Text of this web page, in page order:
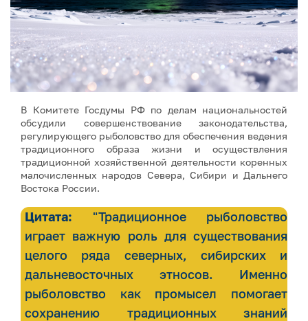
В Комитете Госдумы РФ по делам национальностей
обсудили совершенствование законодательства,
регулирующего рыболовство для обеспечения ведения
традиционного образа жизни и осуществления
традиционной хозяйственной деятельности коренных
малочисленных народов Севера, Сибири и Дальнего
Востока России.
Цитата: "Традиционное рыболовство
играет важную роль для существования
целого ряда северных, сибирских и
дальневосточных этносов. Именно
рыболовство как промысел помогает
сохранению традиционных знаний